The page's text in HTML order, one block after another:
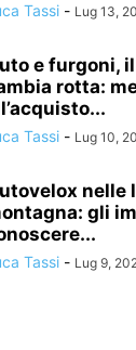
Tassi - Lug 13,
e furgoni,
rotta:
Tassi - Lug 10,
nelle
gli
Tassi - Lug 9,